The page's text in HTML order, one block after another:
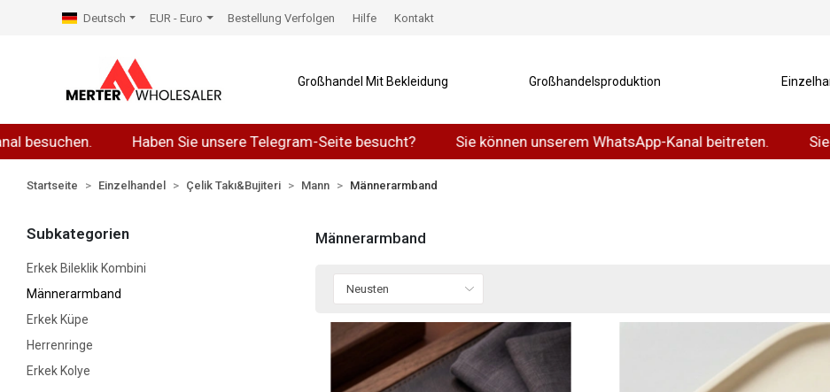
Haben Sie unsere Telegram-Seite besucht? Sie können unserem WhatsApp-Kanal beitreten. Sie können unseren
Deutsch EUR - Euro Bestellung Verfolgen Hilfe Kontakt
Großhandel Mit Bekleidung Großhandelsproduktion
Startseite Einzelhandel Çelik Takı&Bujiteri Mann Männerarmband
Subkategorien
Erkek Bileklik Kombini
Männerarmband
Erkek Küpe
Herrenringe
Erkek Kolye
Männerarmband